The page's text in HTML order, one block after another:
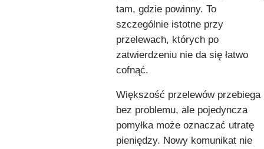
tam, gdzie powinny. To
szczególnie istotne przy
przelewach, których po
zatwierdzeniu nie da się łatwo
cofnąć.
Większość przelewów przebiega
bez problemu, ale pojedyncza
pomyłka może oznaczać utratę
pieniędzy. Nowy komunikat nie